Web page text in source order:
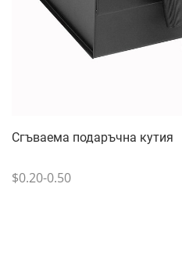
Сгъваема подаръчна кутия
$0.20-0.50